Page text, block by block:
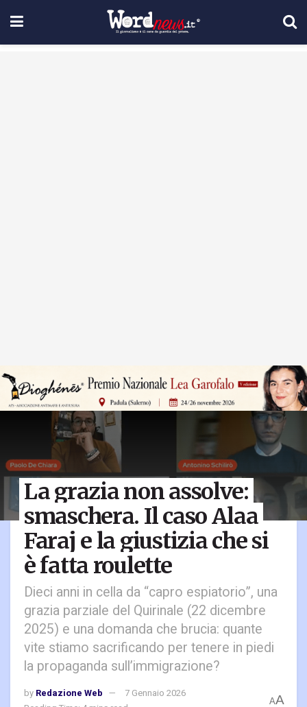
La grazia non assolve:
smaschera. Il caso Alaa
Faraj e la giustizia che si
è fatta roulette
Dieci anni in cella da “capro espiatorio”, una
grazia parziale del Quirinale (22 dicembre
2025) e una domanda che brucia: quante
vite stiamo sacrificando per tenere in piedi
la propaganda sull’immigrazione?
by Redazione Web
7 Gennaio 2026
AA